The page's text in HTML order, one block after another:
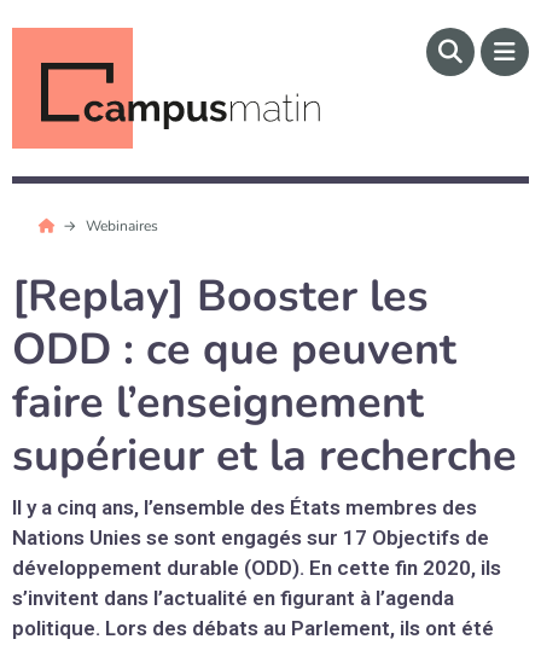
Webinaires
[Replay] Booster les
ODD : ce que peuvent
faire l’enseignement
supérieur et la recherche
Il y a cinq ans, l’ensemble des États membres des
Nations Unies se sont engagés sur 17 Objectifs de
développement durable (ODD). En cette fin 2020, ils
s’invitent dans l’actualité en figurant à l’agenda
politique. Lors des débats au Parlement, ils ont été